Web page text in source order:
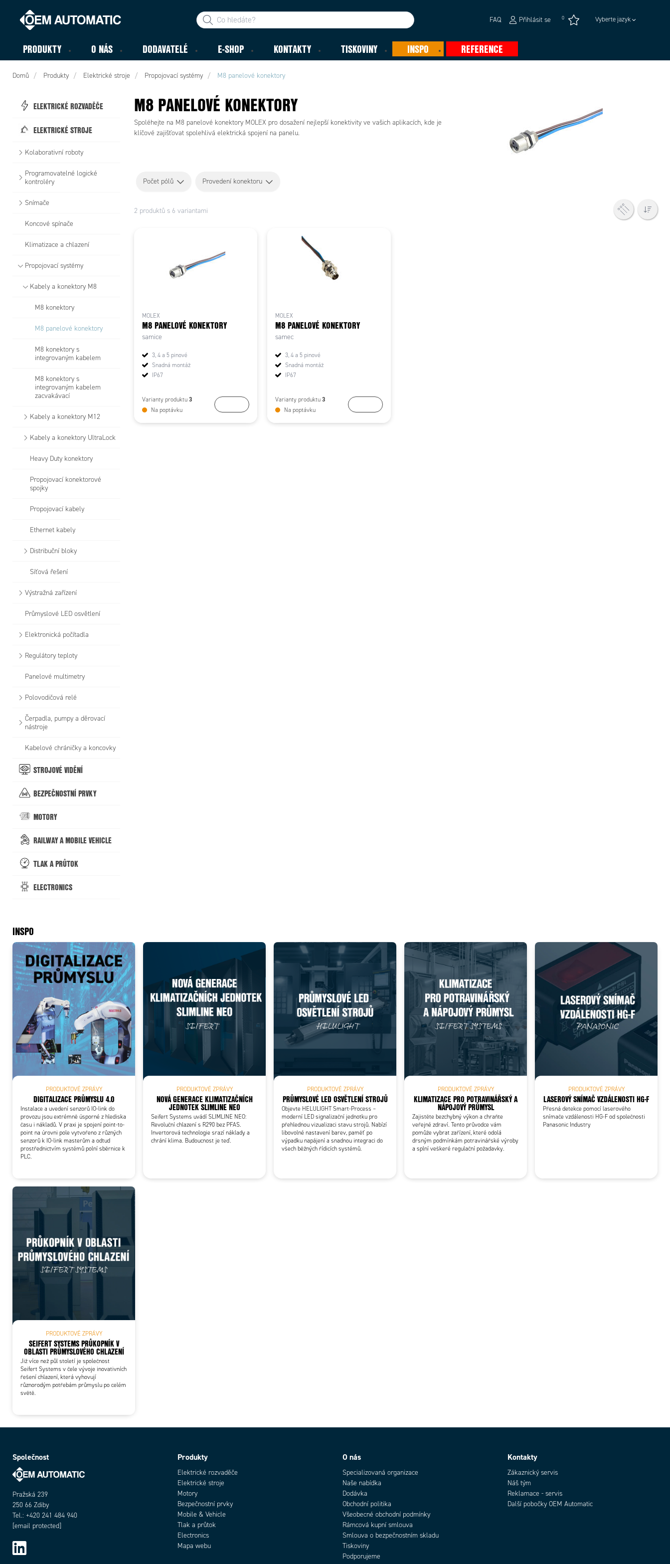
FAQ Přihlásit se 0 Vyberte jazyk
PRODUKTY O NÁS DODAVATELÉ E-SHOP KONTAKTY TISKOVINY INSPO REFERENCE
Domů Produkty Elektrické stroje Propojovací systémy M8 panelové konektory
ELEKTRICKÉ ROZVADĚČE
ELEKTRICKÉ STROJE
Kolaborativní roboty
Programovatelné logické
kontroléry
Snímače
Koncové spínače
Klimatizace a chlazení
Propojovací systémy
Kabely a konektory M8
M8 konektory
M8 panelové konektory
M8 konektory s
integrovaným kabelem
M8 konektory s
integrovaným kabelem
zacvakávací
Kabely a konektory M12
Kabely a konektory UltraLock
Heavy Duty konektory
Propojovací konektorové
spojky
Propojovací kabely
Ethernet kabely
Distribuční bloky
Síťová řešení
Výstražná zařízení
Průmyslové LED osvětlení
Elektronická počítadla
Regulátory teploty
Panelové multimetry
Polovodičová relé
Čerpadla, pumpy a děrovací
nástroje
Kabelové chráničky a koncovky
STROJOVÉ VIDĚNÍ
BEZPEČNOSTNÍ PRVKY
MOTORY
RAILWAY A MOBILE VEHICLE
TLAK A PRŮTOK
ELECTRONICS
M8 PANELOVÉ KONEKTORY
Spoléhejte na M8 panelové konektory MOLEX pro dosažení nejlepší konektivity ve vašich aplikacích, kde je
klíčové zajišťovat spolehlivá elektrická spojení na panelu.
Počet pólů Provedení konektoru
2 produktů s 6 variantami
MOLEX
M8 PANELOVÉ KONEKTORY
samice
3, 4 a 5 pinové
Snadná montáž
IP67
Varianty produktu 3
Na poptávku
MOLEX
M8 PANELOVÉ KONEKTORY
samec
3, 4 a 5 pinové
Snadná montáž
IP67
Varianty produktu3
Na poptávku
INSPO
PRODUKTOVÉ ZPRÁVY
DIGITALIZACE PRŮMYSLU 4.0
Instalace a uvedení senzorů IO-link do
provozu jsou extrémně úsporné z hlediska
času i nákladů. V praxi je spojení point-to-
point na úrovni pole vytvořeno z různých
senzorů k IO-link masterům a odtud
prostřednictvím systémů polní sběrnice k
PLC.
PRODUKTOVÉ ZPRÁVY
NOVÁ GENERACE KLIMATIZAČNÍCH
JEDNOTEK SLIMLINE NEO
Seifert Systems uvádí SLIMLINE NEO:
Revoluční chlazení s R290 bez PFAS.
Invertorová technologie srazí náklady a
chrání klima. Budoucnost je teď.
PRODUKTOVÉ ZPRÁVY
PRŮMYSLOVÉ LED OSVĚTLENÍ STROJŮ
Objevte HELULIGHT Smart-Process –
moderní LED signalizační jednotku pro
přehlednou vizualizaci stavu strojů. Nabízí
libovolné nastavení barev, paměť po
výpadku napájení a snadnou integraci do
všech běžných řídicích systémů.
PRODUKTOVÉ ZPRÁVY
KLIMATIZACE PRO POTRAVINÁŘSKÝ A
NÁPOJOVÝ PRŮMYSL
Zajistěte bezchybný výkon a chraňte
veřejné zdraví. Tento průvodce vám
pomůže vybrat zařízení, které odolá
drsným podmínkám potravinářské výroby
a splní veškeré regulační požadavky.
PRODUKTOVÉ ZPRÁVY
LASEROVÝ SNÍMAČ VZDÁLENOSTI HG-F
Přesná detekce pomocí laserového
snímače vzdálenosti HG-F od společnosti
Panasonic Industry
PRODUKTOVÉ ZPRÁVY
SEIFERT SYSTEMS PRŮKOPNÍK V
OBLASTI PRŮMYSLOVÉHO CHLAZENÍ
Již více než půl století je společnost
Seifert Systems v čele vývoje inovativních
řešení chlazení, která vyhovují
různorodým potřebám průmyslu po celém
světě.
Společnost
Pražská 239
250 66 Zdiby
Tel.: +420 241 484 940
[email protected]
Produkty
Elektrické rozvaděče
Elektrické stroje
Motory
Bezpečnostní prvky
Mobile & Vehicle
Tlak a průtok
Electronics
Mapa webu
O nás
Specializovaná organizace
Naše nabídka
Dodávka
Obchodní politika
Všeobecné obchodní podmínky
Rámcová kupní smlouva
Smlouva o bezpečnostním skladu
Tiskoviny
Podporujeme
Kontakty
Zákaznický servis
Náš tým
Reklamace - servis
Další pobočky OEM Automatic